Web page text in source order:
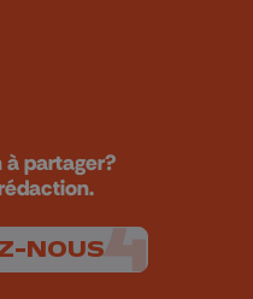
partager?
NOUS